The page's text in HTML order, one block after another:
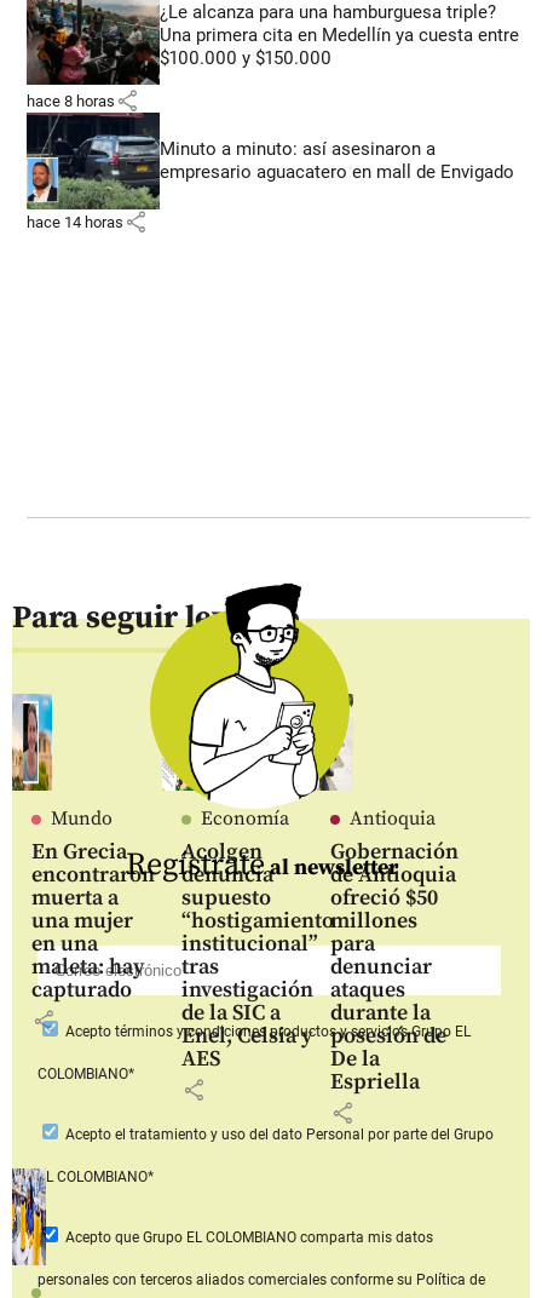
¿Le alcanza para una hamburguesa triple?
Una primera cita en Medellín ya cuesta entre
$100.000 y $150.000
hace 8 horas share
Minuto a minuto: así asesinaron a
empresario aguacatero en mall de Envigado
hace 14 horas share
Para seguir leyendo
Mundo
En Grecia
encontraron
muerta a
una mujer
en una
maleta: hay
capturado
share
Economía
Acolgen
denuncia
supuesto
“hostigamiento
institucional”
tras
investigación
de la SIC a
Enel, Celsia y
AES
share
Antioquia
Gobernación
de Antioquia
ofreció $50
millones
para
denunciar
ataques
durante la
posesión de
De la
Espriella
share
Regístrateal newsletter
Aceptotérminos y condiciones productos y serviciosGrupo EL
COLOMBIANO*
Acepto el tratamiento y uso del dato Personal por parte del Grupo
EL COLOMBIANO*
Acepto que Grupo EL COLOMBIANOcomparta mis datos
personales con terceros aliados comerciales conforme su Política de